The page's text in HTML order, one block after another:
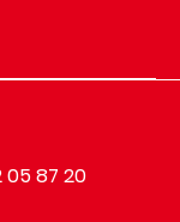
05 87 20